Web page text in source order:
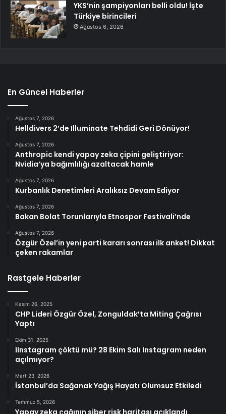
YKS’nin şampiyonları belli oldu! İşte
Türkiye birincileri
Ağustos 6, 2026
En Güncel Haberler
Ağustos 7, 2026
Helldivers 2’de Illuminate Tehdidi Geri Dönüyor!
Ağustos 7, 2026
Anthropic kendi yapay zeka çipini geliştiriyor:
Nvidia’ya bağımlılığı azaltacak hamle
Ağustos 7, 2026
Kurbanlık Denetimleri Aralıksız Devam Ediyor
Ağustos 7, 2026
Bakan Bolat Torunlarıyla Etnospor Festivali’nde
Ağustos 7, 2026
Özgür Özel’in yeni parti kararı sonrası ilk anket! Dikkat
çeken rakamlar
Rastgele Haberler
Kasım 26, 2025
CHP Lideri Özgür Özel, Zonguldak’ta Miting Çağrısı
Yaptı
Ekim 31, 2025
IInstagram çöktü mü? 28 Ekim Salı Instagram neden
açılmıyor?
Mart 23, 2026
İstanbul’da Sağanak Yağış Hayatı Olumsuz Etkiledi
Temmuz 5, 2026